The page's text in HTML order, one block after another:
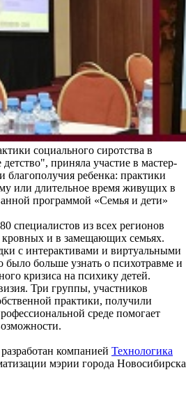
социального сиротства в
приняла участие в мастер-
ребенка: практики
или длительное время живущих в
программой «Семья и дети»
специалистов из всех регионов
и в замещающих семьях.
с интерактивами и виртуальными
больше узнать о психотравме и
кризиса на психику детей.
Три группы, участников
практики, получили
среде помогает
компанией Технологика
мэрии города Новосибирска